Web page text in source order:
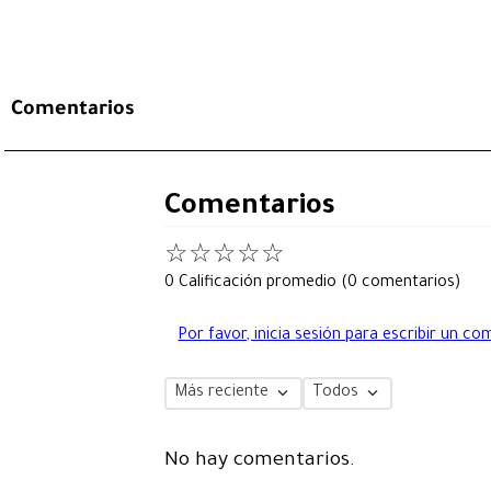
Comentarios
Comentarios
☆☆☆☆☆
0 Calificación promedio (0 comentarios)
Por favor, inicia sesión para escribir un
Más reciente Todos
No hay comentarios.